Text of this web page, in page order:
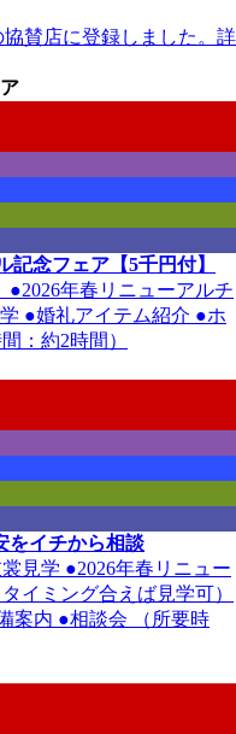
賛店に登録しました。 詳
念フェア【5千円付】
●2026年春リニューアルチ
●婚礼アイテム紹介 ●ホ
：約2時間）
をイチから相談
見学 ●2026年春リニュー
イミング合えば見学可）
案内 ●相談会 （所要時